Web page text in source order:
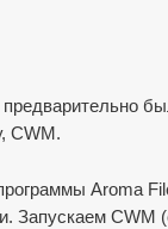
CWM.
Aroma
Запускаем